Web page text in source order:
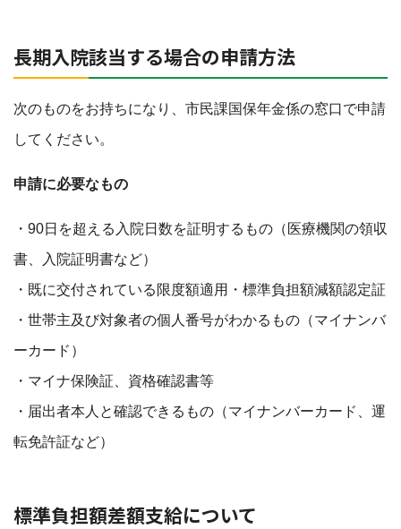
長期入院該当する場合の申請方法
次のものをお持ちになり、市民課国保年金係の窓口で申請
してください。
申請に必要なもの
・90日を超える入院日数を証明するもの（医療機関の領収
書、入院証明書など）
・既に交付されている限度額適用・標準負担額減額認定証
・世帯主及び対象者の個人番号がわかるもの（マイナンバ
ーカード）
・マイナ保険証、資格確認書等
・届出者本人と確認できるもの（マイナンバーカード、運
転免許証など）
標準負担額差額支給について